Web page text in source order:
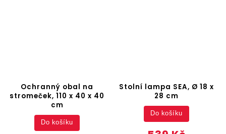
Ochranný obal na
stromeček, 110 x 40 x 40
cm
Do košíku
Stolní lampa SEA, Ø 18 x
28 cm
Do košíku